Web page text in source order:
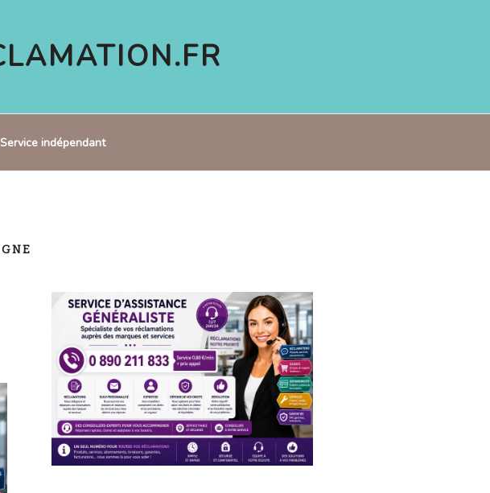
indépendant